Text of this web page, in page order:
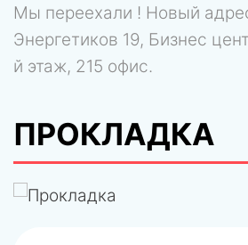
Мы переехали ! Новый
Энергетиков 19, Бизнес
й этаж, 215 офис.
ПРОКЛАДКА